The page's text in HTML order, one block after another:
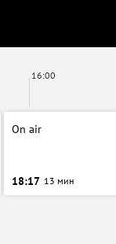
16:00
On air
18:17 13 мин